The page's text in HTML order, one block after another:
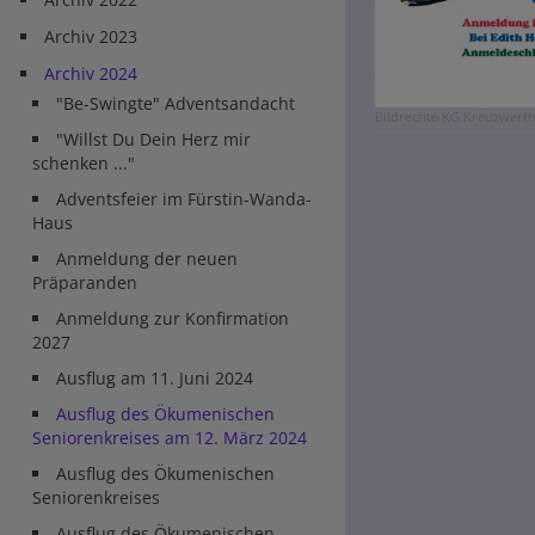
Archiv 2023
Archiv 2024
"Be-Swingte" Adventsandacht
"Willst Du Dein Herz mir
schenken ..."
Adventsfeier im Fürstin-Wanda-
Haus
Anmeldung der neuen
Präparanden
Anmeldung zur Konfirmation
2027
Ausflug am 11. Juni 2024
Ausflug des Ökumenischen
Seniorenkreises am 12. März 2024
Ausflug des Ökumenischen
Seniorenkreises
Bildrechte KG